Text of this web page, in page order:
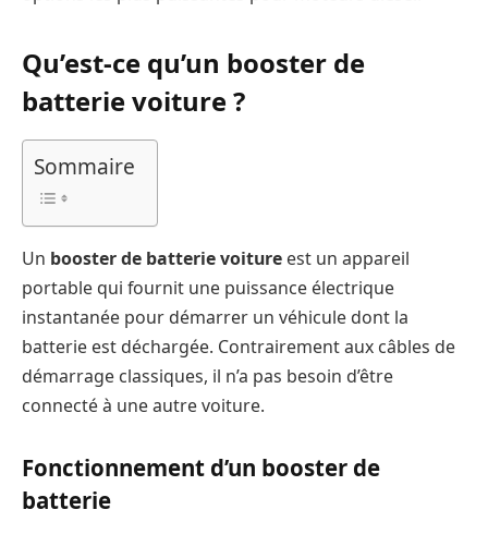
Qu’est-ce qu’un booster de
batterie voiture ?
Sommaire
Un booster de batterie voiture est un appareil
portable qui fournit une puissance électrique
instantanée pour démarrer un véhicule dont la
batterie est déchargée. Contrairement aux câbles de
démarrage classiques, il n’a pas besoin d’être
connecté à une autre voiture.
Fonctionnement d’un booster de
batterie